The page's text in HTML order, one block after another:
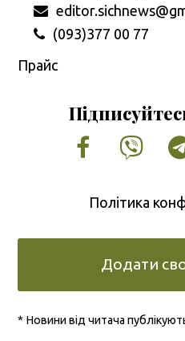
(093)377 00 77
Прайс
Політика
Додати
* Новини від читача